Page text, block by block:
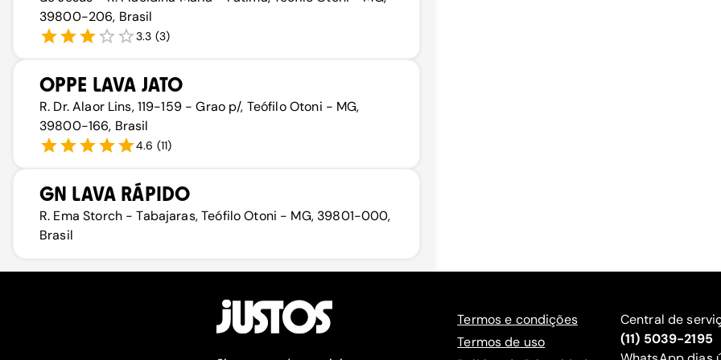
39800-206, Brasil
3.3 (3)
OPPE LAVA JATO
R. Dr. Alaor Lins, 119-159 - Grao p/, Teófilo Otoni - MG,
39800-166, Brasil
4.6 (11)
GN LAVA RÁPIDO
R. Ema Storch - Tabajaras, Teófilo Otoni - MG, 39801-000,
Brasil
Termos e condições
Termos de uso
Central de
(11) 5039-2195